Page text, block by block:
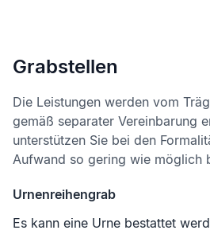
Grabstellen
Die Leistungen werden vom
gemäß separater Vereinbarung
unterstützen Sie bei den
Aufwand so gering wie möglich
Urnenreihengrab
Es kann eine Urne bestattet